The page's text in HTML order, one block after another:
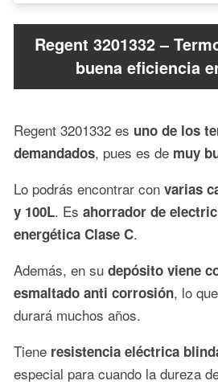
Regent 3201332 –
buena eficiencia
Regent 3201332 es uno de los
demandados, pues es de muy
Lo podrás encontrar con varias
y 100L. Es ahorrador de
energética Clase C.
Además, en su depósito viene
esmaltado anti corrosión, lo
durará muchos años.
Tiene resistencia eléctrica
especial para cuando la dureza